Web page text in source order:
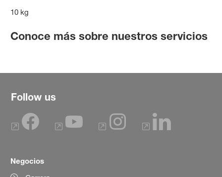
10 kg
Conoce más sobre nuestros servicios
Follow us
Negocios